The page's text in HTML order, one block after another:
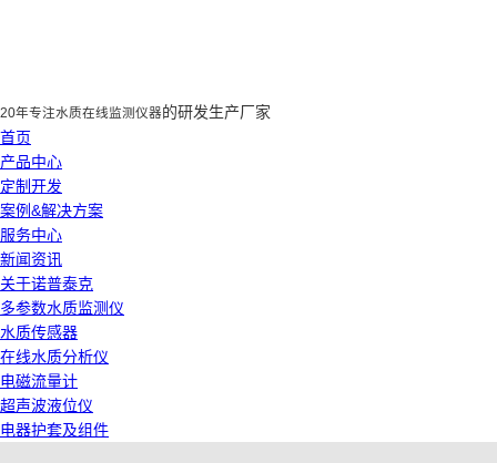
20年专注水质在线监测仪器的研发生产厂家
首页
产品中心
定制开发
案例&解决方案
服务中心
新闻资讯
关于诺普泰克
多参数水质监测仪
水质传感器
在线水质分析仪
电磁流量计
超声波液位仪
电器护套及组件